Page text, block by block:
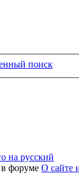
поиск
на русский
в форуме О сайте